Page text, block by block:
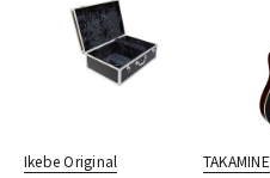
Ikebe Original
TAKAMINE